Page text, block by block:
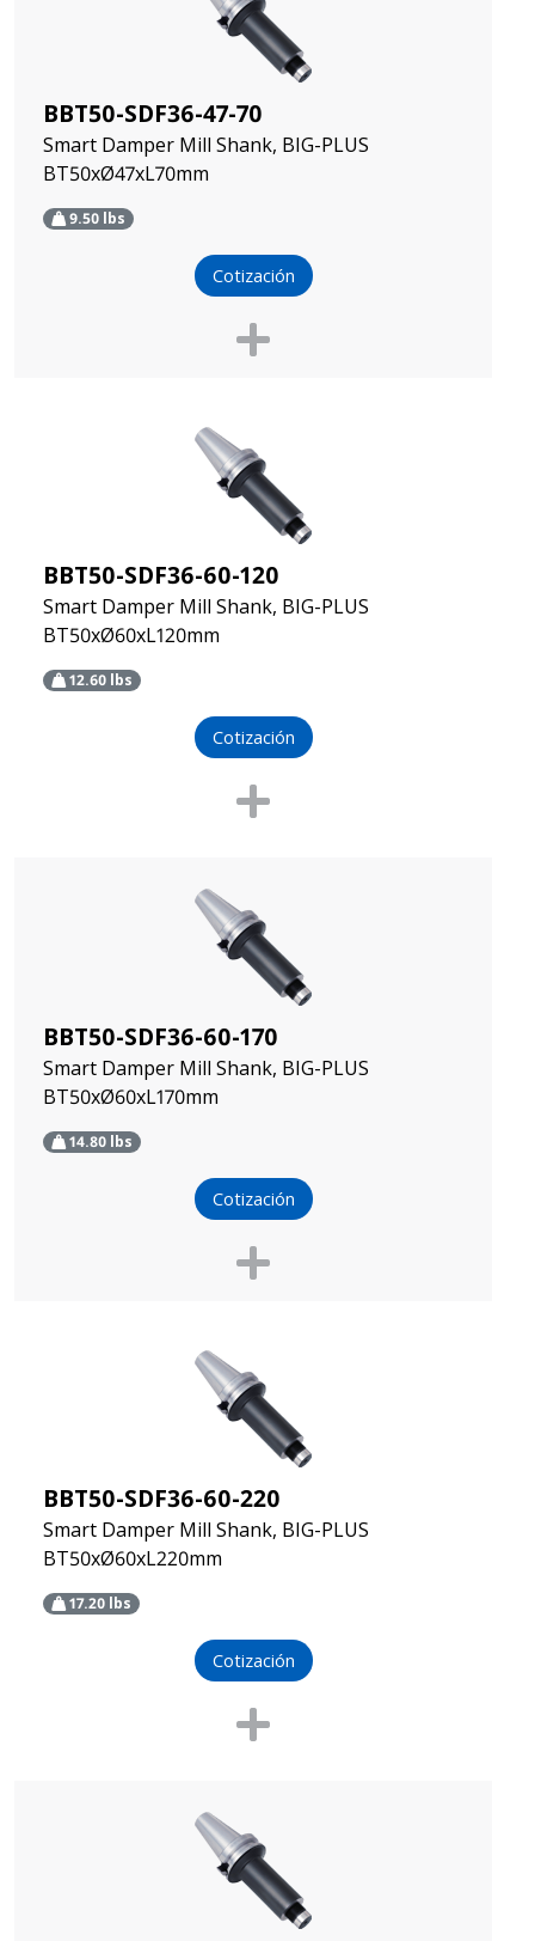
BBT50-SDF36-47-70
Smart Damper Mill Shank, BIG-PLUS
BT50xØ47xL70mm
9.50 lbs
Cotización
BBT50-SDF36-60-120
Smart Damper Mill Shank, BIG-PLUS
BT50xØ60xL120mm
12.60 lbs
Cotización
BBT50-SDF36-60-170
Smart Damper Mill Shank, BIG-PLUS
BT50xØ60xL170mm
14.80 lbs
Cotización
BBT50-SDF36-60-220
Smart Damper Mill Shank, BIG-PLUS
BT50xØ60xL220mm
17.20 lbs
Cotización